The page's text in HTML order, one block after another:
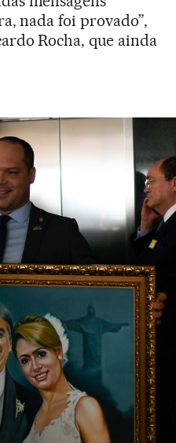
nada foi provado”,
Rocha, que ainda